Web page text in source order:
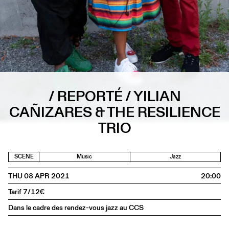
/ REPORTÉ / YILIAN
CAÑIZARES & THE RESILIENCE
TRIO
SCENE Music Jazz
THU 08 APR 2021
20:00
Tarif 7/12€
Dans le cadre des rendez-vous jazz au CCS